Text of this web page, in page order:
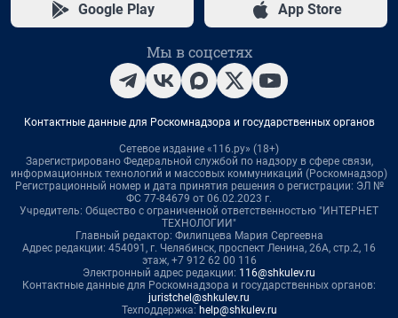
Google Play App Store
Мы в соцсетях
Контактные данные для Роскомнадзора и государственных органов
Сетевое издание «116.ру» (18+)
Зарегистрировано Федеральной службой по надзору в сфере связи,
информационных технологий и массовых коммуникаций (Роскомнадзор)
Регистрационный номер и дата принятия решения о регистрации: ЭЛ №
ФС 77-84679 от 06.02.2023 г.
Учредитель: Общество с ограниченной ответственностью "ИНТЕРНЕТ
ТЕХНОЛОГИИ"
Главный редактор: Филипцева Мария Сергеевна
Адрес редакции: 454091, г. Челябинск, проспект Ленина, 26А, стр.2, 16
этаж, +7 912 62 00 116
Электронный адрес редакции: 116@shkulev.ru
Контактные данные для Роскомнадзора и государственных органов:
juristchel@shkulev.ru
Техподдержка: help@shkulev.ru